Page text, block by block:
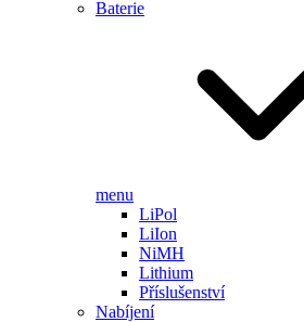
Baterie
menu
LiPol
LiIon
NiMH
Lithium
Příslušenství
Nabíjení